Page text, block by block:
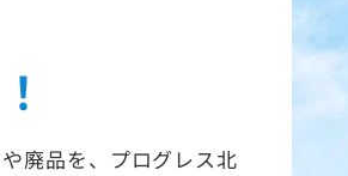
廃品を、プログレス北